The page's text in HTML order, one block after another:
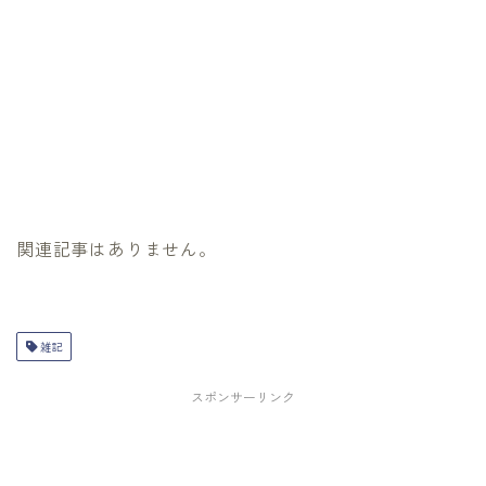
関連記事はありません。
雑記
スポンサーリンク